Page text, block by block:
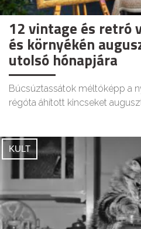
12 vintage és retró
és környékén
utolsó hónapjára
Búcsúztassátok méltóképp a
régóta áhított kincseket
KULT